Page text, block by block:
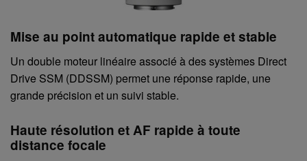
Mise au point automatique rapide et stable
Un double moteur linéaire associé à des systèmes Direct
Drive SSM (DDSSM) permet une réponse rapide, une
grande précision et un suivi stable.
Haute résolution et AF rapide à toute
distance focale